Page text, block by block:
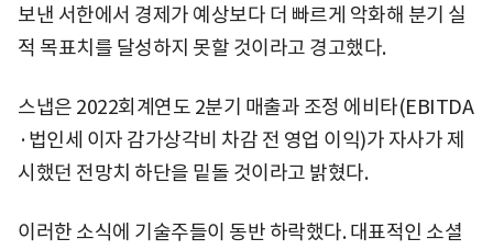
보낸 서한에서 경제가 예상보다 더 빠르게 악화해 분기 실
적 목표치를 달성하지 못할 것이라고 경고했다.
스냅은 2022회계연도 2분기 매출과 조정 에비타(EBITDA
·법인세 이자 감가상각비 차감 전 영업 이익)가 자사가 제
시했던 전망치 하단을 밑돌 것이라고 밝혔다.
이러한 소식에 기술주들이 동반 하락했다. 대표적인 소셜